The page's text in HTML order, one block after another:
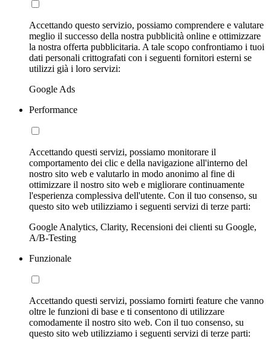
Accettando questo servizio, possiamo comprendere e valutare
meglio il successo della nostra pubblicità online e ottimizzare
la nostra offerta pubblicitaria. A tale scopo confrontiamo i tuoi
dati personali crittografati con i seguenti fornitori esterni se
utilizzi già i loro servizi:
Google Ads
Performance
Accettando questi servizi, possiamo monitorare il
comportamento dei clic e della navigazione all'interno del
nostro sito web e valutarlo in modo anonimo al fine di
ottimizzare il nostro sito web e migliorare continuamente
l'esperienza complessiva dell'utente. Con il tuo consenso, su
questo sito web utilizziamo i seguenti servizi di terze parti:
Google Analytics, Clarity, Recensioni dei clienti su Google,
A/B-Testing
Funzionale
Accettando questi servizi, possiamo fornirti feature che vanno
oltre le funzioni di base e ti consentono di utilizzare
comodamente il nostro sito web. Con il tuo consenso, su
questo sito web utilizziamo i seguenti servizi di terze parti: